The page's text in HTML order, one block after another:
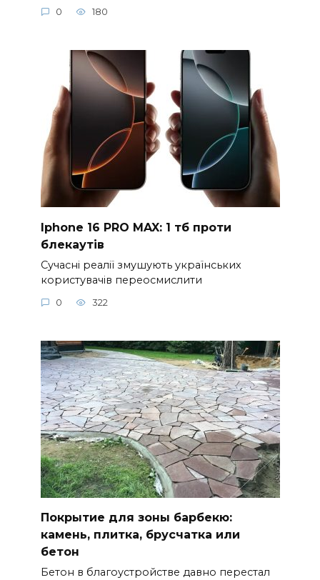
0 180
Iphone 16 PRO MAX: 1 тб проти
блекаутів
Сучасні реалії змушують українських
користувачів переосмислити
0 322
Покрытие для зоны барбекю:
камень, плитка, брусчатка или
бетон
Бетон в благоустройстве давно перестал